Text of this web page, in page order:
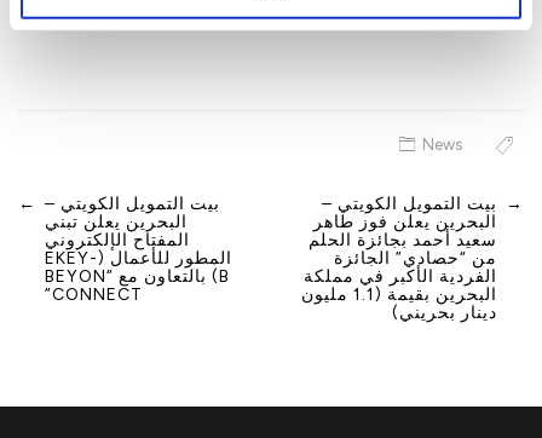
News
Post
navigation
← بيت التمويل الكويتي –
البحرين يعلن تبني
المفتاح الإلكتروني
المطور للأعمال (EKEY-
B) بالتعاون مع “BEYON
CONNECT”
بيت التمويل الكويتي –
البحرين يعلن فوز طاهر
سعيد أحمد بجائزة الحلم
من “حصادي” الجائزة
الفردية الأكبر في مملكة
البحرين بقيمة (1.1 مليون
دينار بحريني)
→